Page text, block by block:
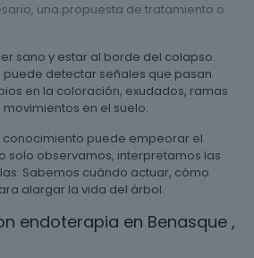
una propuesta de tratamiento o
sano y estar al borde del colapso.
puede detectar señales que pasan
en la coloración, exudados, ramas
en el suelo.
conocimiento puede empeorar el
solo observamos, interpretamos las
Sabemos cuándo actuar, cómo
alargar la vida del árbol.
endoterapia en Benasque ,